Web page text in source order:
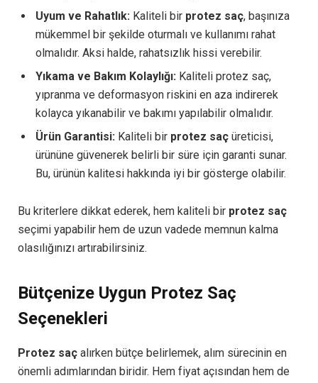
Uyum ve Rahatlık: Kaliteli bir protez saç, başınıza
mükemmel bir şekilde oturmalı ve kullanımı rahat
olmalıdır. Aksi halde, rahatsızlık hissi verebilir.
Yıkama ve Bakım Kolaylığı: Kaliteli protez saç,
yıpranma ve deformasyon riskini en aza indirerek
kolayca yıkanabilir ve bakımı yapılabilir olmalıdır.
Ürün Garantisi: Kaliteli bir protez saç üreticisi,
ürününe güvenerek belirli bir süre için garanti sunar.
Bu, ürünün kalitesi hakkında iyi bir gösterge olabilir.
Bu kriterlere dikkat ederek, hem kaliteli bir protez saç
seçimi yapabilir hem de uzun vadede memnun kalma
olasılığınızı artırabilirsiniz.
Bütçenize Uygun Protez Saç
Seçenekleri
Protez saç alırken bütçe belirlemek, alım sürecinin en
önemli adımlarından biridir. Hem fiyat açısından hem de